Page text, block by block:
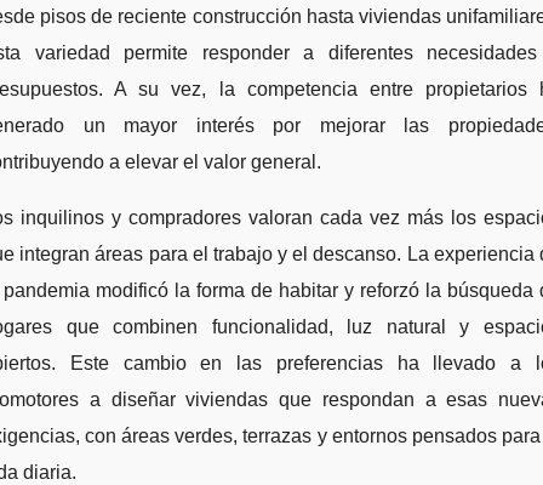
pisos de reciente construcción hasta viviendas
variedad permite responder a diferentes
A su vez, la competencia entre propietarios
un mayor interés por mejorar las
a elevar el valor general.
inquilinos y compradores valoran cada vez más los
integran áreas para el trabajo y el descanso. La experiencia
modificó la forma de habitar y reforzó la búsqueda
que combinen funcionalidad, luz natural y
Este cambio en las preferencias ha llevado a
a diseñar viviendas que respondan a esas
con áreas verdes, terrazas y entornos pensados
diaria.